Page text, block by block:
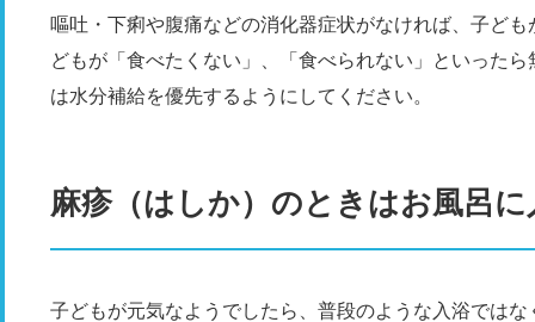
嘔吐・下痢や腹痛などの消化器症状がなければ、子ど
どもが「食べたくない」、「食べられない」といった
は水分補給を優先するようにしてください。
麻疹（はしか）のときはお風呂
子どもが元気なようでしたら、普段のような入浴では